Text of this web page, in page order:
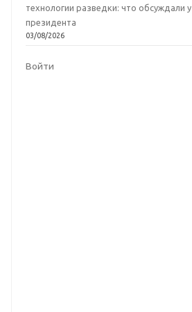
технологии разведки: что обсуждали у
президента
03/08/2026
Войти